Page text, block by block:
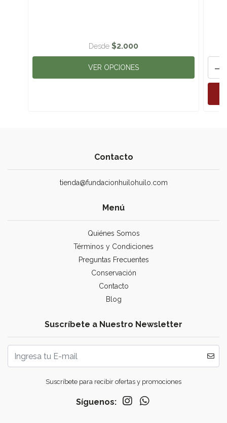
Desde $2.000
VER OPCIONES -
Contacto
tienda@fundacionhuilohuilo.com
Menú
Quiénes Somos
Términos y Condiciones
Preguntas Frecuentes
Conservación
Contacto
Blog
Suscríbete a Nuestro Newsletter
Suscríbete para recibir ofertas y promociones
Síguenos: